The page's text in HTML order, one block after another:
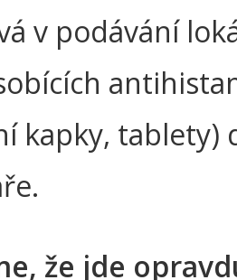
v podávání
kapky, tablety)
že jde